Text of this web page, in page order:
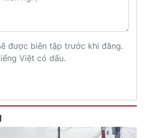
được biên tập trước khi đăng.
Việt có dấu.